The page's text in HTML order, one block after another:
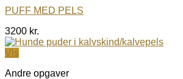
PUFF MED PELS
3200 kr.
Vis
Andre opgaver